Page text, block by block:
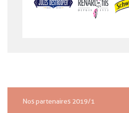
Nos partenaires 2019/1